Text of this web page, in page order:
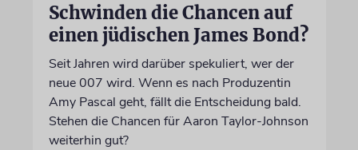
Schwinden die Chancen auf
einen jüdischen James Bond?
Seit Jahren wird darüber spekuliert, wer der
neue 007 wird. Wenn es nach Produzentin
Amy Pascal geht, fällt die Entscheidung bald.
Stehen die Chancen für Aaron Taylor-Johnson
weiterhin gut?